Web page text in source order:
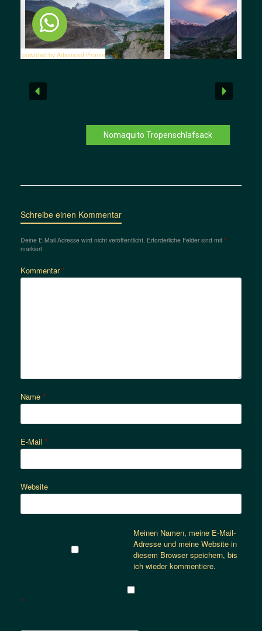
powered by Advanced iFrame
Nomaquito Tropenschlafsack
Schreibe einen Kommentar
Deine E-Mail-Adresse wird nicht veröffentlicht. Erforderliche Felder sind mit *
markiert.
Kommentar*
Name *
E-Mail *
Website
Meinen Namen, meine E-Mail-
Adresse und meine Website in
diesem Browser speichern, bis
ich wieder kommentiere.
*